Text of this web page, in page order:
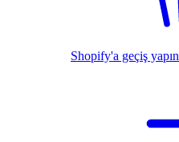
Shopify'a geçiş yapın